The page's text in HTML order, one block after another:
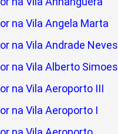
na Vila Angela Marta
na Vila Andrade Neves
na Vila Alberto Simoes
na Vila Aeroporto III
na Vila Aeroporto I